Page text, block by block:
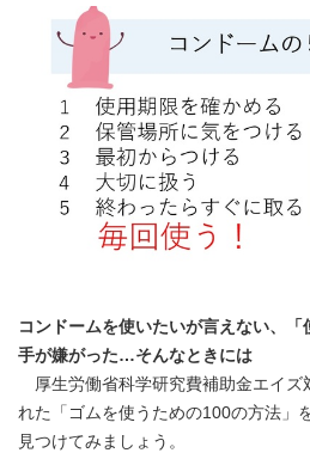
コンドームを使いたいが言えない、「
手が嫌がった…そんなときには
厚生労働省科学研究費補助金エイズ
れた「ゴムを使うための100の方法」
見つけてみましょう。